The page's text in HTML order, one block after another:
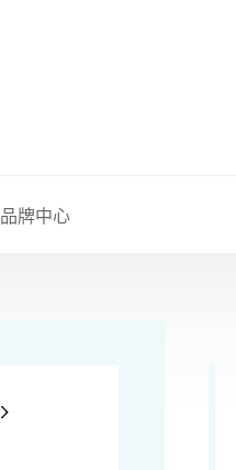
品牌中心